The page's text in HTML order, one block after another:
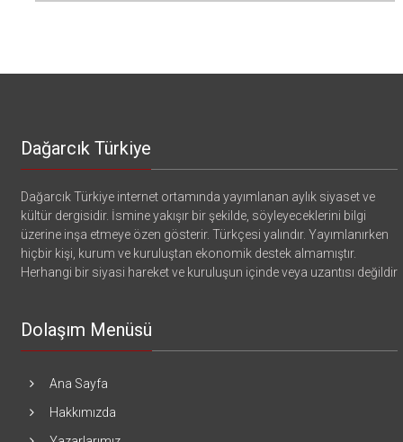
Dağarcık Türkiye
Dağarcık Türkiye internet ortamında yayımlanan aylık siyaset ve
kültür dergisidir. İsmine yakışır bir şekilde, söyleyeceklerini bilgi
üzerine inşa etmeye özen gösterir. Türkçesi yalındır. Yayımlanırken
hiçbir kişi, kurum ve kuruluştan ekonomik destek almamıştır.
Herhangi bir siyasi hareket ve kuruluşun içinde veya uzantısı değildir
Dolaşım Menüsü
Ana Sayfa
Hakkımızda